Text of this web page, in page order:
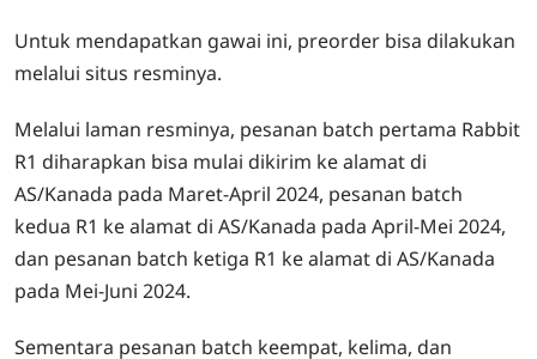
Untuk mendapatkan gawai ini, preorder bisa dilakukan
melalui situs resminya.
Melalui laman resminya, pesanan batch pertama Rabbit
R1 diharapkan bisa mulai dikirim ke alamat di
AS/Kanada pada Maret-April 2024, pesanan batch
kedua R1 ke alamat di AS/Kanada pada April-Mei 2024,
dan pesanan batch ketiga R1 ke alamat di AS/Kanada
pada Mei-Juni 2024.
Sementara pesanan batch keempat, kelima, dan